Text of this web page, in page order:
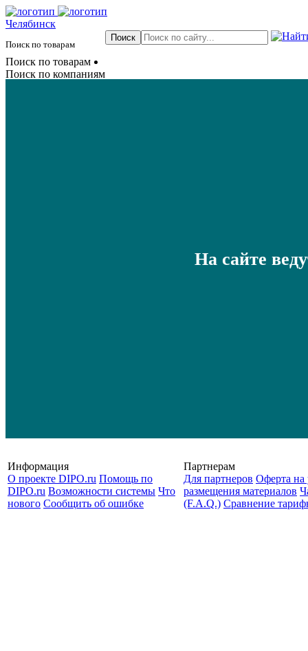
Челябинск
Поиск по товарам
Поиск по товарам
Поиск по компаниям
На сайте
Информация
О проекте DIPO.ru Помощь по
DIPO.ru Возможности системы Что
нового Сообщить об ошибке
Партнерам
Для партнеров Оферта на
размещения материалов
(F.A.Q.) Cравнение